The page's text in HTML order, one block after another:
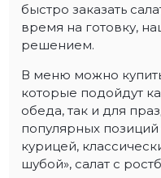
быстро заказать
время на готовку,
решением.
В меню можно
которые подойдут
обеда, так и для
популярных позиций
курицей,
шубой», салат с